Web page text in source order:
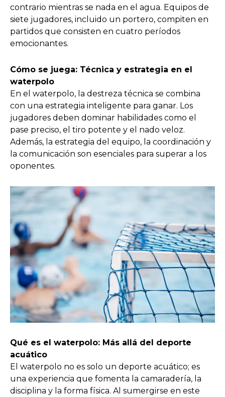
contrario mientras se nada en el agua. Equipos de
siete jugadores, incluido un portero, compiten en
partidos que consisten en cuatro períodos
emocionantes.
Cómo se juega: Técnica y estrategia en el
waterpolo
En el waterpolo, la destreza técnica se combina
con una estrategia inteligente para ganar. Los
jugadores deben dominar habilidades como el
pase preciso, el tiro potente y el nado veloz.
Además, la estrategia del equipo, la coordinación y
la comunicación son esenciales para superar a los
oponentes.
Qué es el waterpolo: Más allá del deporte
acuático
El waterpolo no es solo un deporte acuático; es
una experiencia que fomenta la camaradería, la
disciplina y la forma física. Al sumergirse en este